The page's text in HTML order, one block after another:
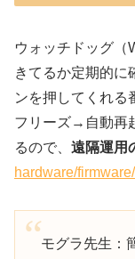
ウォッチドッグ（
きてるか定期的に
ンを押してくれる
フリーズ→自動再
るので、 遠隔運用
hardware/
モグラ先生：